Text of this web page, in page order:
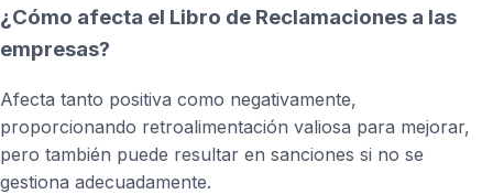
¿Cómo afecta el Libro de Reclamaciones a las
empresas?
Afecta tanto positiva como negativamente,
proporcionando retroalimentación valiosa para mejorar,
pero también puede resultar en sanciones si no se
gestiona adecuadamente.